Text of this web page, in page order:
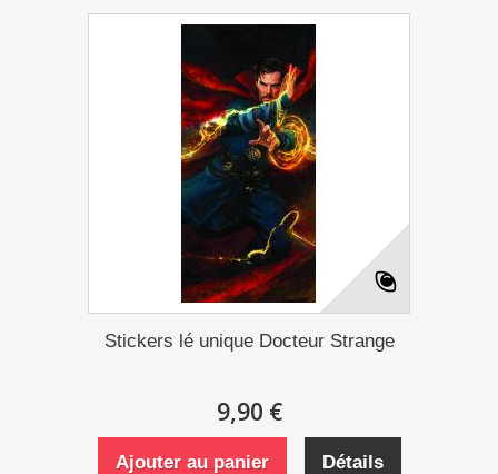
Stickers lé unique Docteur Strange
9,90 €
Ajouter au panier Détails